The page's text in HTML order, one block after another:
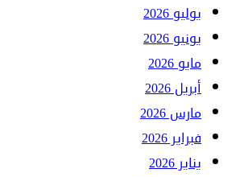
يوليو 2026
يونيو 2026
مايو 2026
أبريل 2026
مارس 2026
فبراير 2026
يناير 2026